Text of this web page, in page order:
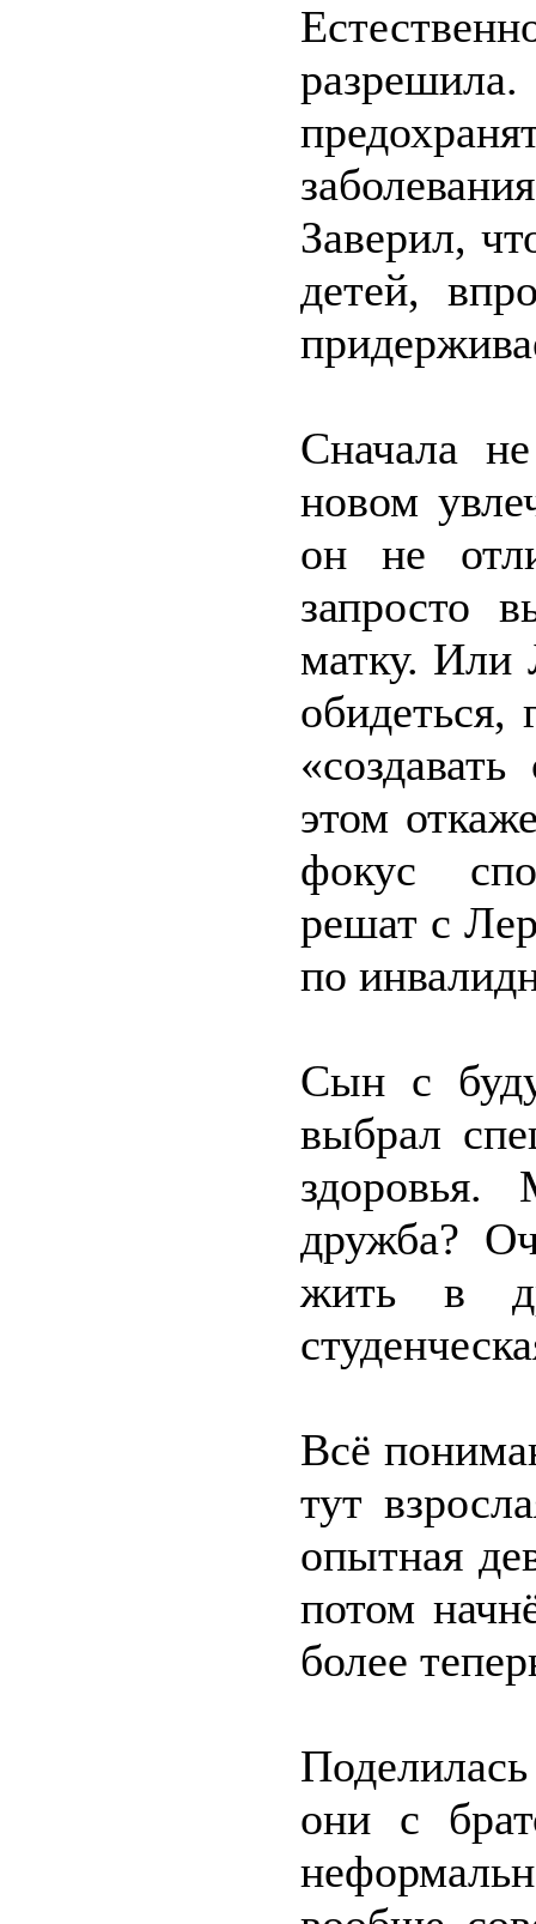
Заверил,
детей,
Сначала
новом
он не
запросто
матку. Или
этом
фокус
решат с
по
Сын с
выбрал
здоровья.
дружба?
жить в
Всё
тут
опытная
потом
более
они с